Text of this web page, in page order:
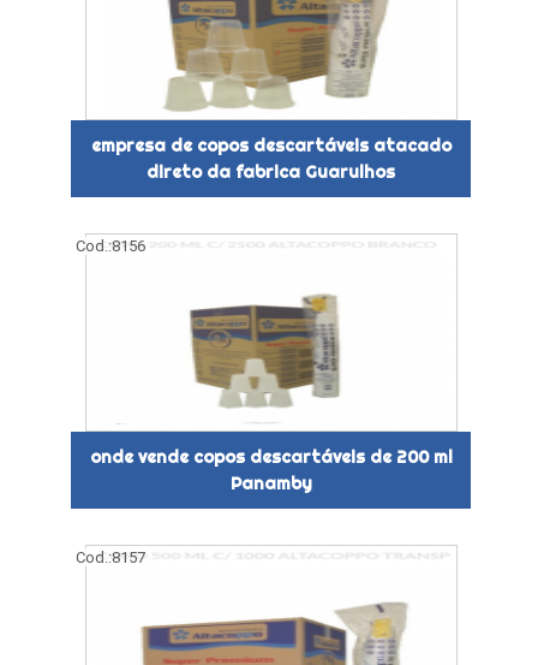
empresa de copos descartáveis atacado
direto da fabrica Guarulhos
Cod.:8156
onde vende copos descartáveis de 200 ml
Panamby
Cod.:8157